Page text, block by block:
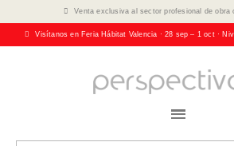
Venta exclusiva al sector profesional de obra
Visítanos en Feria Hábitat Valencia · 28 sep – 1 oct ·